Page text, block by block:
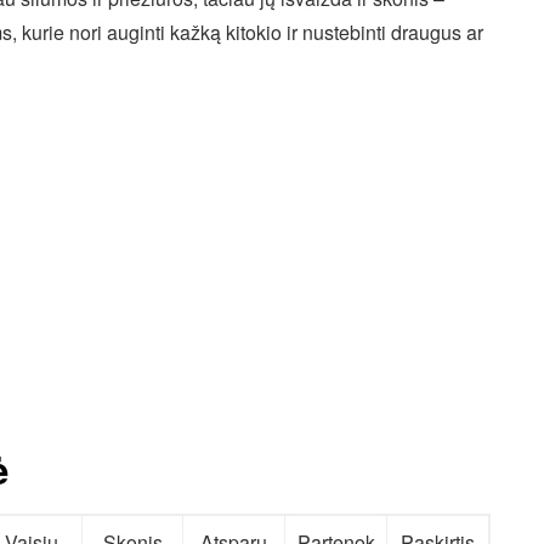
kurie nori auginti kažką kitokio ir nustebinti draugus ar